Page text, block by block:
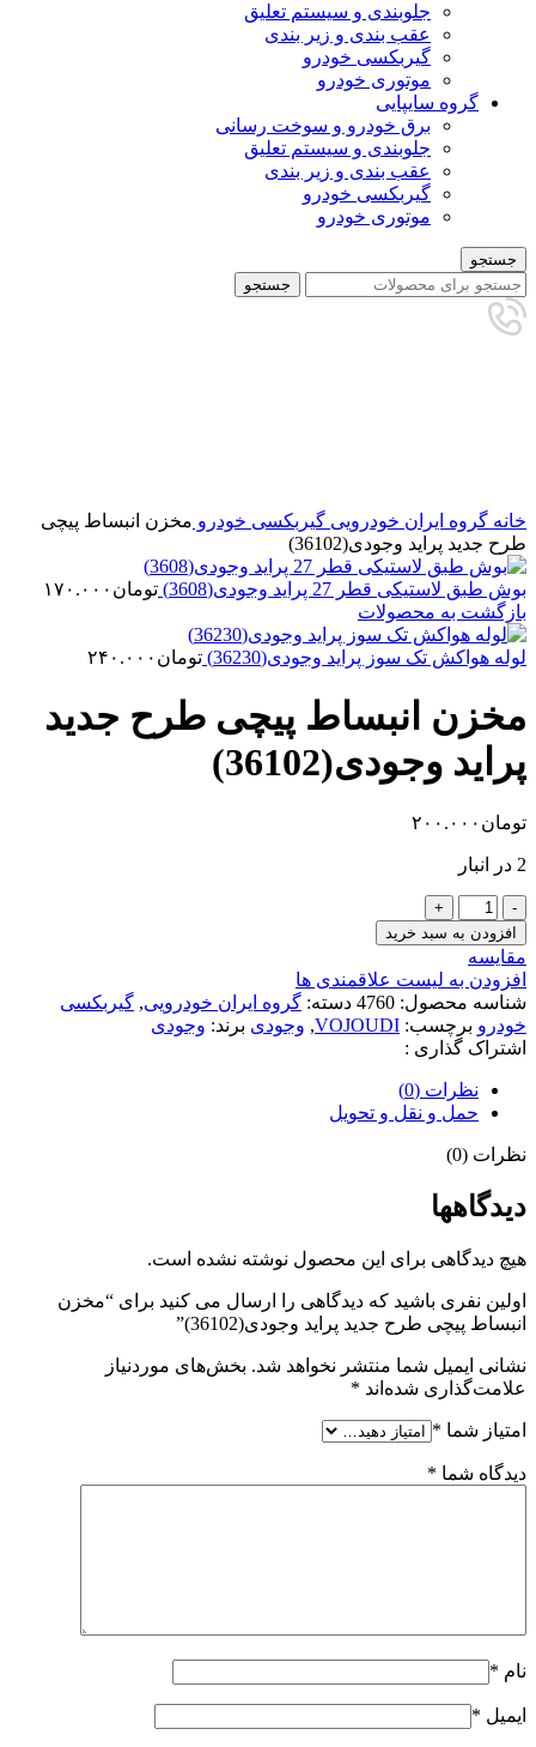
جلوبندی و سیستم تعلیق
عقب بندی و زیر بندی
گیربکسی خودرو
موتوری خودرو
گروه سایپایی
برق خودرو و سوخت رسانی
جلوبندی و سیستم تعلیق
عقب بندی و زیر بندی
گیربکسی خودرو
موتوری خودرو
جستجو
جستجو
خانه گروه ایران خودرویی گیربکسی خودرو مخزن انبساط پیچی
طرح جدید پراید وجودی(36102)
بوش طبق لاستیکی قطر 27 پراید وجودی(3608) تومان ۱۷۰.۰۰۰
بازگشت به محصولات
لوله هواکش تک سوز پراید وجودی(36230) تومان ۲۴۰.۰۰۰
مخزن انبساط پیچی طرح جدید
پراید وجودی(36102)
تومان ۲۰۰.۰۰۰
2 در انبار
مخزن
انبساط
پیچی
طرح
جدید
عدد
افزودن به سبد خرید
مقایسه
افزودن به لیست علاقمندی ها
شناسه محصول: 4760 دسته: گروه ایران خودرویی, گیربکسی
خودرو برچسب: VOJOUDI
, وجودی برند: وجودی
اشتراک گذاری :
نظرات (0)
حمل و نقل و تحویل
نظرات (0)
دیدگاهها
هیچ دیدگاهی برای این محصول نوشته نشده است.
اولین نفری باشید که دیدگاهی را ارسال می کنید برای “مخزن
انبساط پیچی طرح جدید پراید وجودی(36102)”
نشانی ایمیل شما منتشر نخواهد شد. بخش‌های موردنیاز
علامت‌گذاری شده‌اند *
امتیاز شما *
دیدگاه شما *
نام *
ایمیل *